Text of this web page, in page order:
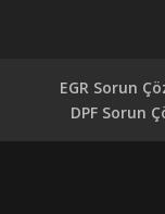
EGR Sorun
DPF Sorun